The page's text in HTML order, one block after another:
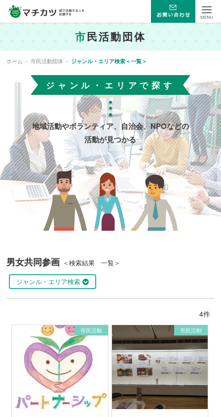
マチカツ 街で活動する人市民活動団体
ホーム » 市民活動団体 » ジャンル・エリア検索＜一覧＞
ジャンル・エリアで探す
地域活動やボランティア、自治会、NPOなどの
活動が見つかる
男女共同参画 ＜検索結果 一覧＞
ジャンル・エリア検索
4件
市民活動 市民活動